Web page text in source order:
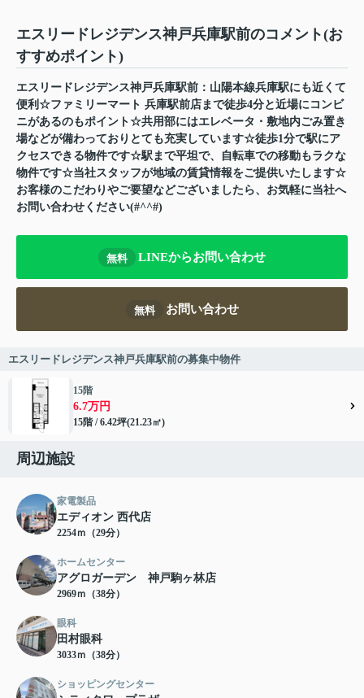
エスリードレジデンス神戸兵庫駅前のコメント(お
すすめポイント)
エスリードレジデンス神戸兵庫駅前：山陽本線兵庫駅にも近くて
便利☆ファミリーマート 兵庫駅前店まで徒歩4分と近場にコンビ
ニがあるのもポイント☆共用部にはエレベータ・敷地内ごみ置き
場などが備わっておりとても充実しています☆徒歩1分で駅にア
クセスできる物件です☆駅まで平坦で、自転車での移動もラクな
物件です☆当社スタッフが地域の賃貸情報をご提供いたします☆
お客様のこだわりやご要望などございましたら、お気軽に当社へ
お問い合わせください(#^^#)
無料 LINEからお問い合わせ
無料 お問い合わせ
エスリードレジデンス神戸兵庫駅前の募集中物件
15階
6.7万円
15階 / 6.42坪(21.23㎡)
周辺施設
家電製品
エディオン 西代店
2254ｍ（29分）
ホームセンター
アグロガーデン 神戸駒ヶ林店
2969ｍ（38分）
眼科
田村眼科
3033ｍ（38分）
ショッピングセンター